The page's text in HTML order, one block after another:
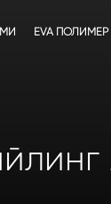
EVA ПОЛИМЕР